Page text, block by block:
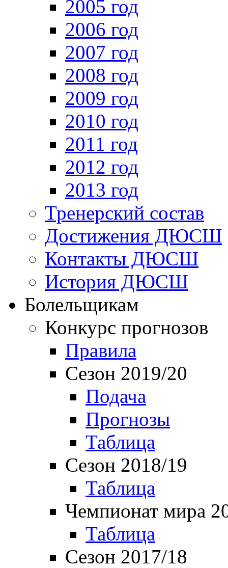
2005 год
2006 год
2007 год
2008 год
2009 год
2010 год
2011 год
2012 год
2013 год
Тренерский состав
Достижения ДЮСШ
Контакты ДЮСШ
История ДЮСШ
Болельщикам
Конкурс прогнозов
Правила
Сезон 2019/20
Подача
Прогнозы
Таблица
Сезон 2018/19
Таблица
Чемпионат мира
Таблица
Сезон 2017/18